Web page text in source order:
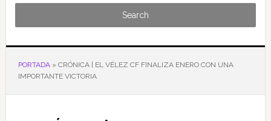
Search
PORTADA» CRÓNICA | EL VÉLEZ CF FINALIZA ENERO CON UNA
IMPORTANTE VICTORIA